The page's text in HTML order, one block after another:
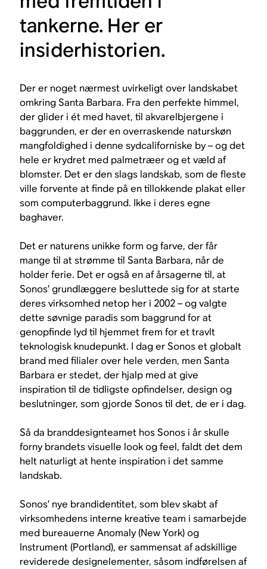
tankerne. Her er
insiderhistorien.
Der er noget nærmest uvirkeligt over landskabet
omkring Santa Barbara. Fra den perfekte himmel,
der glider i ét med havet, til akvarelbjergene i
baggrunden, er der en overraskende naturskøn
mangfoldighed i denne sydcaliforniske by – og det
hele er krydret med palmetræer og et væld af
blomster. Det er den slags landskab, som de fleste
ville forvente at finde på en tillokkende plakat eller
som computerbaggrund. Ikke i deres egne
baghaver.
Det er naturens unikke form og farve, der får
mange til at strømme til Santa Barbara, når de
holder ferie. Det er også en af årsagerne til, at
Sonos’ grundlæggere besluttede sig for at starte
deres virksomhed netop her i 2002 – og valgte
dette søvnige paradis som baggrund for at
genopfinde lyd til hjemmet frem for et travlt
teknologisk knudepunkt. I dag er Sonos et globalt
brand med filialer over hele verden, men Santa
Barbara er stedet, der hjalp med at give
inspiration til de tidligste opfindelser, design og
beslutninger, som gjorde Sonos til det, de er i dag.
Så da branddesignteamet hos Sonos i år skulle
forny brandets visuelle look og feel, faldt det dem
helt naturligt at hente inspiration i det samme
landskab.
Sonos’ nye brandidentitet, som blev skabt af
virksomhedens interne kreative team i samarbejde
med bureauerne Anomaly (New York) og
Instrument (Portland), er sammensat af adskillige
reviderede designelementer, såsom indførelsen af